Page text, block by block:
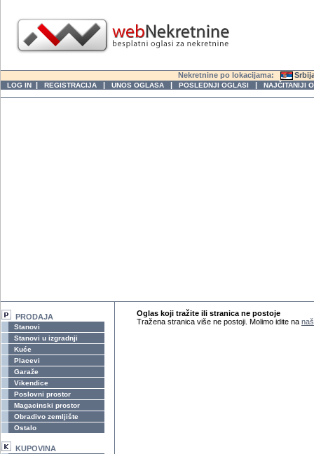
Nekretnine po lokacijama:
LOG IN | REGISTRACIJA | UNOS OGLASA | POSLEDNJI OGLASI | NAJČITANIJI
PRODAJA
Stanovi
Stanovi u izgradnji
Kuće
Placevi
Garaže
Vikendice
Poslovni prostor
Magacinski prostor
Obradivo zemljište
Ostalo
KUPOVINA
Oglas koji tražite ili stranica ne postoje
Tražena stranica više ne postoji. Molimo idite na